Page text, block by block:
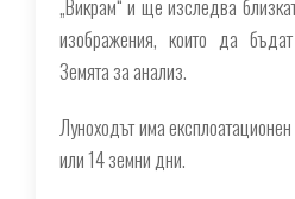
„Викрам“ и ще изследва
изображения, които да
Земята за анализ.
Луноходът има
или 14 земни дни.